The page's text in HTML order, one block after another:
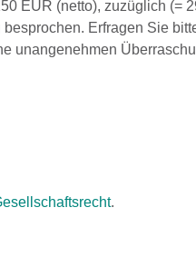
EUR (netto), zuzüglich (=
Erfragen Sie
unangenehmen
.